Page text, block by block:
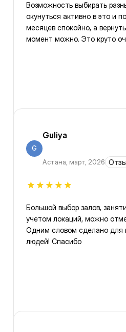
Возможность выбирать
окунуться активно в это и
месяцев спокойно, а
момент можно. Это круто
G
Guliya
Астана, март, 2026
Большой выбор залов,
учетом локаций, можно
Одним словом сделано для
людей! Спасибо